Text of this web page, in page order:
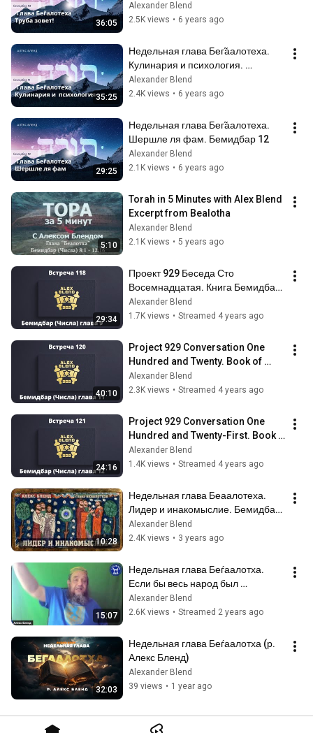
36:05
Alexander Blend
2.5K views • 6 years ago
35:25
Недельная глава Бег̃аалотеха.
Кулинария и психология.
Бемидбар 11
Alexander Blend
2.4K views • 6 years ago
29:25
Недельная глава Бег̃аалотеха.
Шершле ля фам. Бемидбар 12
Alexander Blend
2.1K views • 6 years ago
5:10
Torah in 5 Minutes with Alex Blend
Excerpt from Bealotha
Alexander Blend
2.1K views • 5 years ago
29:34
Проект 929 Беседа Сто
Восемнадцатая. Книга Бемидбар
(Числа). Глава 9
Alexander Blend
1.7K views • Streamed 4 years ago
40:10
Project 929 Conversation One
Hundred and Twenty. Book of
Bamidbar (Numbers). Chapter 11
Alexander Blend
2.3K views • Streamed 4 years ago
24:16
Project 929 Conversation One
Hundred and Twenty-First. Book
of Bamidbar (Numbers). Chapter
12
Alexander Blend
1.4K views • Streamed 4 years ago
10:28
Недельная глава Беаалотеха.
Лидер и инакомыслие. Бемидбар
11:24-29
Alexander Blend
2.4K views • 3 years ago
15:07
Недельная глава Беѓаалотха.
Если бы весь народ был
пророками
Alexander Blend
2.6K views • Streamed 2 years ago
32:03
Недельная глава Беѓаалотха (р.
Алекс Бленд)
Alexander Blend
39 views • 1 year ago